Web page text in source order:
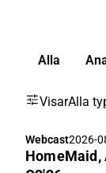
Alla
VisarAlla
Webcast2026-
HomeMaid,